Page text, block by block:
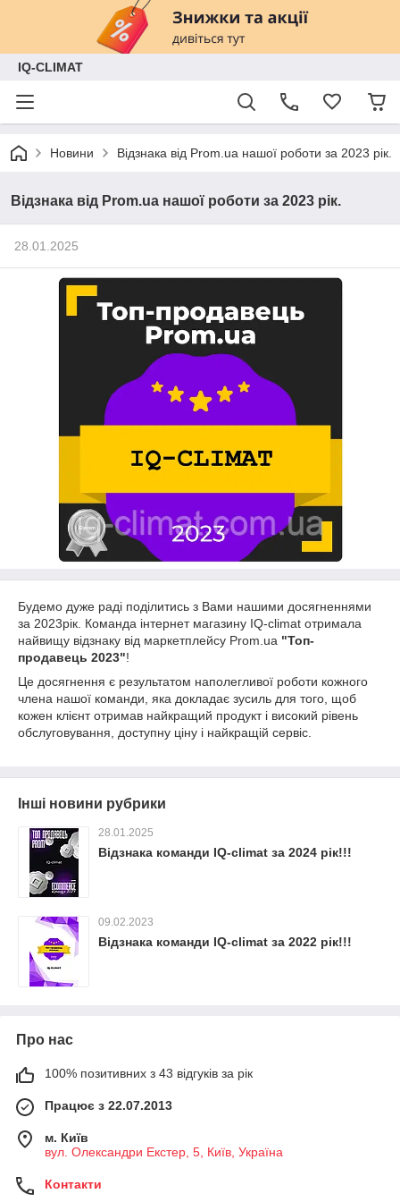
IQ-CLIMAT
Новини Відзнака від Prom.ua нашої роботи за 2023 рік.
Відзнака від Prom.ua нашої роботи за 2023 рік.
28.01.2025
Будемо дуже раді поділитись з Вами нашими досягненнями
за 2023рік. Команда інтернет магазину IQ-climat отримала
найвищу відзнаку від маркетплейсу Prom.ua "Топ-
продавець 2023"!
Це досягнення є результатом наполегливої роботи кожного
члена нашої команди, яка докладає зусиль для того, щоб
кожен клієнт отримав найкращий продукт і високий рівень
обслуговування, доступну ціну і найкращій сервіс.
Інші новини рубрики
28.01.2025
Відзнака команди IQ-climat за 2024 рік!!!
09.02.2023
Відзнака команди IQ-climat за 2022 рік!!!
Про нас
100% позитивних з 43 відгуків за рік
Працює з 22.07.2013
м. Київ
вул. Олександри Екстер, 5, Київ, Україна
Контакти